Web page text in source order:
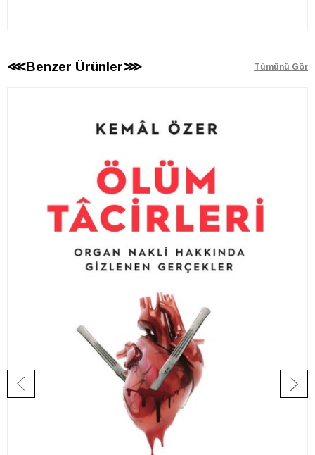
⋘Benzer Ürünler⋙ Tümünü Gör